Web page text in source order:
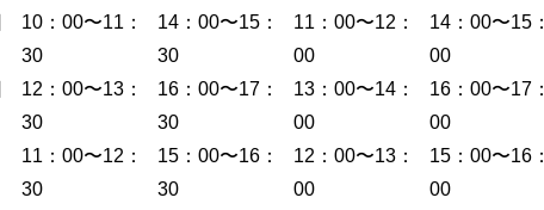
10：00〜11：
30
14：00〜15：
30
11：00〜12：
00
14：00〜15：
00
12：00〜13：
30
16：00〜17：
30
13：00〜14：
00
16：00〜17：
00
11：00〜12：
30
15：00〜16：
30
12：00〜13：
00
15：00〜16：
00